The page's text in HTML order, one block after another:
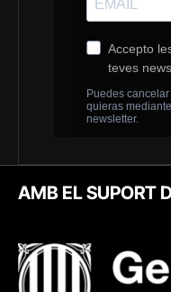
AMB EL SUPORT